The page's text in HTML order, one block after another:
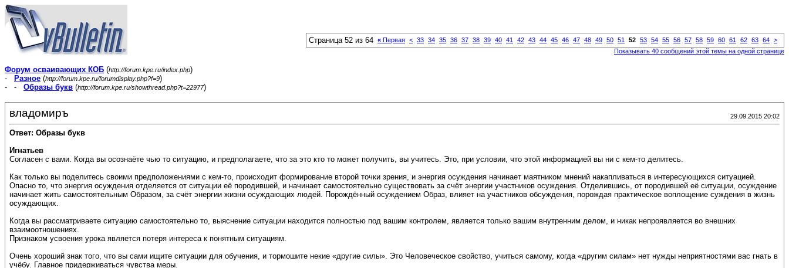
Страница 52 из 64 « Первая < 33 34 35 36 37 38 39 40 41 42 43 44 45 46 47 48 49 50 51 52 53 54 55 56 57 58 59 60 61 62 63 64 >
Показывать 40 сообщений этой темы на одной странице
Форум осваивающих КОБ (http://forum.kpe.ru/index.php)
-
Разное (http://forum.kpe.ru/forumdisplay.php?f=9)
- - Образы букв (http://forum.kpe.ru/showthread.php?t=22977)
владомиръ 29.09.2015 20:02
Ответ: Образы букв
Игнатьев
Согласен с вами. Когда вы осознаёте чью то ситуацию, и предполагаете, что за это кто то может получить, вы учитесь. Это, при условии, что этой информацией вы ни с кем-то делитесь.
Как только вы поделитесь своими предположениями с кем-то, происходит формирование второй точки зрения, и энергия осуждения начинает маятником мнений накапливаться в интересующихся ситуацией.
Опасно то, что энергия осуждения отделяется от ситуации её породившей, и начинает самостоятельно существовать за счёт энергии участников осуждения. Отделившись, от породившей её ситуации, осуждение
начинает жить самостоятельным Образом, за счёт энергии жизни осуждающих людей. Порождённый осуждением Образ, влияет на участников обсуждения, порождая практическое воплощение суждения в жизнь
осуждающих.
Когда вы рассматриваете ситуацию самостоятельно то, выяснение ситуации находится полностью под вашим контролем, является только вашим внутренним делом, и никак непроявляется во внешних
взаимоотношениях.
Признаком усвоения урока является потеря интереса к понятным ситуациям.
Очень хороший знак того, что вы сами ищите ситуации для обучения, и тормошите некие «другие силы». Это Человеческое свойство, учиться самому, когда «другим силам» нет нужды неприятностями вас гнать в
учёбу. Главное придерживаться чувства меры.